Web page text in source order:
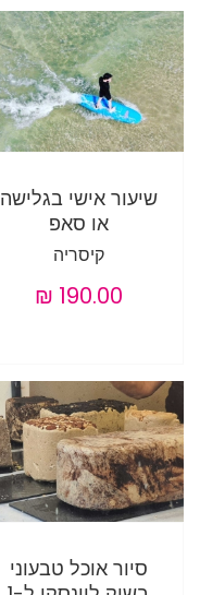
שיעור אישי בגלישה
או סאפ
קיסריה
סיור אוכל טבעוני